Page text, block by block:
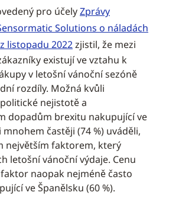
pro účelyZprávy
Solutions o náladách
listopadu 2022zjistil, že mezi
existují ve vztahu k
v letošní vánoční sezóně
rozdíly. Možná kvůli
nejistotě a
dopadům brexitu nakupující ve
častěji (74 %) uváděli,
největším faktorem, který
letošní vánoční výdaje. Cenu
naopak nejméně často
ve Španělsku (60 %).